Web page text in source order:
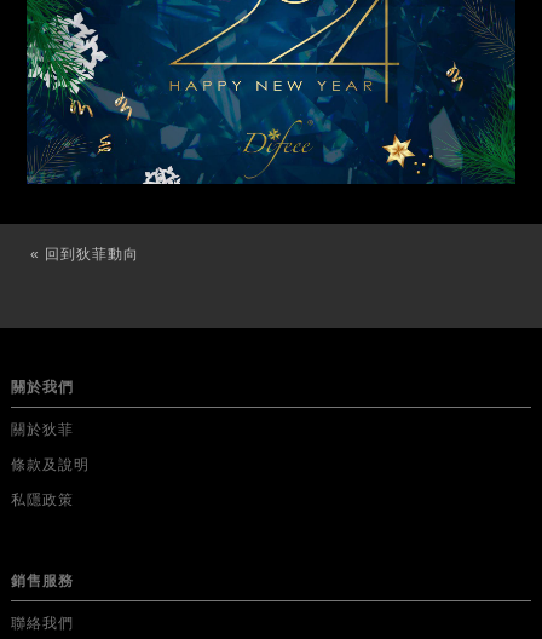
« 回到狄菲動向
關於我們
關於狄菲
條款及說明
私隱政策
銷售服務
聯絡我們